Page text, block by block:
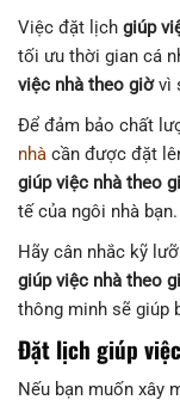
Việc đặt lịch giúp
tối ưu thời gian cá
việc nhà theo giờvì
Để đảm bảo chất
nhà cần được đặt
giúp việc nhà theo
tế của ngôi nhà bạn.
Hãy cân nhắc kỹ
giúp việc nhà theo
thông minh sẽ giúp
Đặt lịch giúp
Nếu bạn muốn xây